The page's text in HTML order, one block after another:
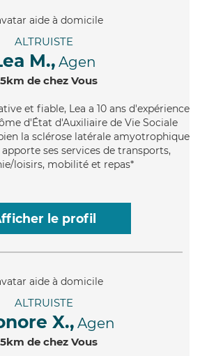
ALTRUISTE
M., Agen
de chez Vous
et fiable, Lea a 10 ans d'expérience
d'État d'Auxiliaire de Vie Sociale
la sclérose latérale amyotrophique
ses services de transports,
loisirs, mobilité et repas*
le profil
ALTRUISTE
X., Agen
de chez Vous